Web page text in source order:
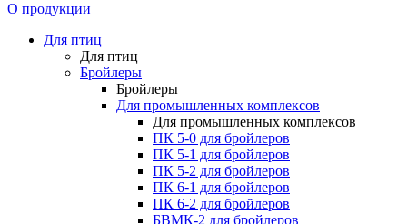
О продукции
Для птиц
Для птиц
Бройлеры
Бройлеры
Для промышленных комплексов
Для промышленных комплексов
ПК 5-0 для бройлеров
ПК 5-1 для бройлеров
ПК 5-2 для бройлеров
ПК 6-1 для бройлеров
ПК 6-2 для бройлеров
БВМК-2 для бройлеров